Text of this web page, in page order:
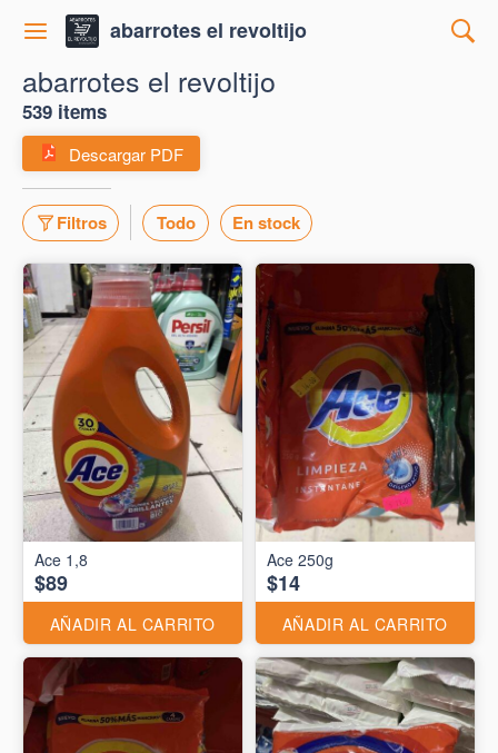
abarrotes el revoltijo
abarrotes el revoltijo
539 items
Descargar PDF
Filtros Todo En stock
Ace 1,8
$89
AÑADIR AL CARRITO
Ace 250g
$14
AÑADIR AL CARRITO